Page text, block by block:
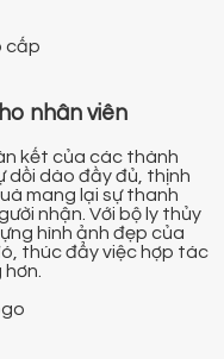
nhân viên
kết của các thành
dồi dào đầy đủ, thịnh
mang lại sự thanh
nhận. Với bộ ly thủy
hình ảnh đẹp của
thúc đẩy việc hợp tác